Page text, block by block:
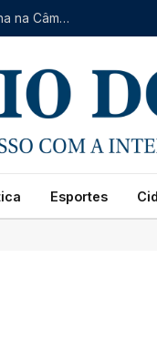
Thiago Mesquita é aprovado para presidir a Arsban após sabatina na Câmara
Esportes